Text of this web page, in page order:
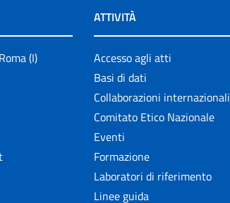
(I)
ATTIVITÀ
Accesso agli atti
Basi di dati
Collaborazioni internazionali
Comitato Etico Nazionale
Eventi
Formazione
Laboratori di riferimento
Linee guida